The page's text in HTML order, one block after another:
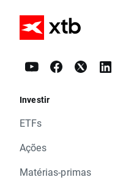
Investir
ETFs
Ações
Matérias-primas